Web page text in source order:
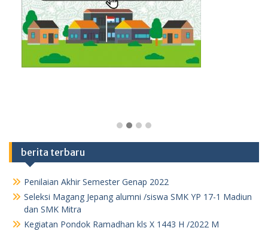
berita terbaru
Penilaian Akhir Semester Genap 2022
Seleksi Magang Jepang alumni /siswa SMK YP 17-1 Madiun
dan SMK Mitra
Kegiatan Pondok Ramadhan kls X 1443 H /2022 M